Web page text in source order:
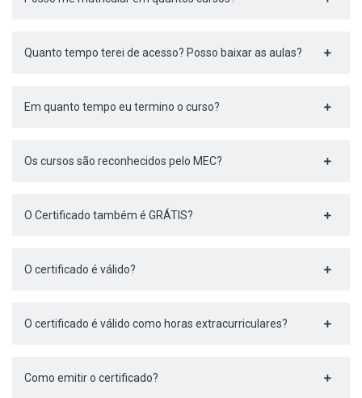
Quanto tempo terei de acesso? Posso baixar as aulas?
Em quanto tempo eu termino o curso?
Os cursos são reconhecidos pelo MEC?
O Certificado também é GRÁTIS?
O certificado é válido?
O certificado é válido como horas extracurriculares?
Como emitir o certificado?